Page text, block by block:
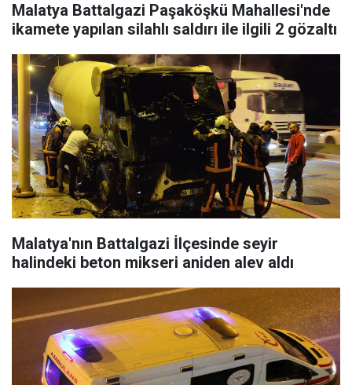
Malatya Battalgazi Paşaköşkü Mahallesi'nde
ikamete yapılan silahlı saldırı ile ilgili 2 gözaltı
Malatya'nın Battalgazi İlçesinde seyir
halindeki beton mikseri aniden alev aldı